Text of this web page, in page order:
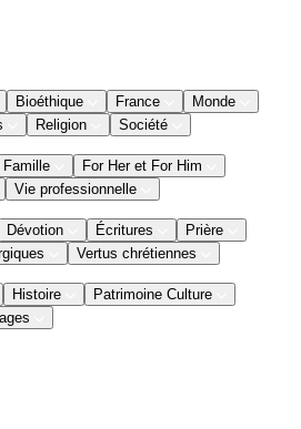
Bioéthique France
Monde
Religion Société
Famille
For Her et For Him
Vie professionnelle
Dévotion Écritures
Prière
Vertus chrétiennes
Histoire
Patrimoine Culture